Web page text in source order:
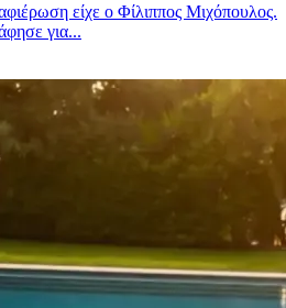
είχε ο Φίλιππος Μιχόπουλος.
για...